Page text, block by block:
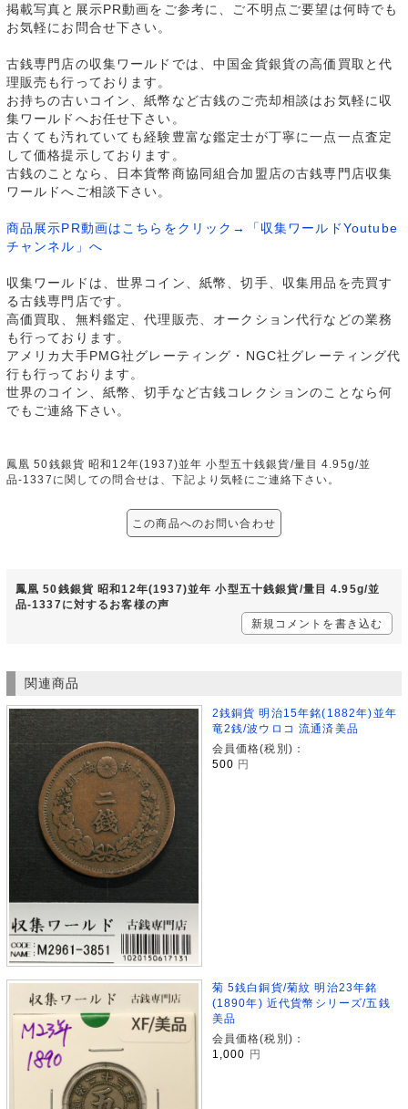
掲載写真と展示PR動画をご参考に、ご不明点ご要望は何時でも
お気軽にお問合せ下さい。
古銭専門店の収集ワールドでは、中国金貨銀貨の高価買取と代
理販売も行っております。
お持ちの古いコイン、紙幣など古銭のご売却相談はお気軽に収
集ワールドへお任せ下さい。
古くても汚れていても経験豊富な鑑定士が丁寧に一点一点査定
して価格提示しております。
古銭のことなら、日本貨幣商協同組合加盟店の古銭専門店収集
ワールドへご相談下さい。
商品展示PR動画はこちらをクリック→「収集ワールドYoutube
チャンネル」へ
収集ワールドは、世界コイン、紙幣、切手、収集用品を売買す
る古銭専門店です。
高価買取、無料鑑定、代理販売、オークション代行などの業務
も行っております。
アメリカ大手PMG社グレーティング・NGC社グレーティング代
行も行っております。
世界のコイン、紙幣、切手など古銭コレクションのことなら何
でもご連絡下さい。
鳳凰 50銭銀貨 昭和12年(1937)並年 小型五十銭銀貨/量目 4.95g/並
品-1337に関しての問合せは、下記より気軽にご連絡下さい。
この商品へのお問い合わせ
鳳凰 50銭銀貨 昭和12年(1937)並年 小型五十銭銀貨/量目 4.95g/並
品-1337に対するお客様の声
新規コメントを書き込む
関連商品
2銭銅貨 明治15年銘(1882年)並年
竜2銭/波ウロコ 流通済美品
会員価格(税別)：
500 円
菊 5銭白銅貨/菊紋 明治23年銘
(1890年) 近代貨幣シリーズ/五銭
美品
会員価格(税別)：
1,000
円